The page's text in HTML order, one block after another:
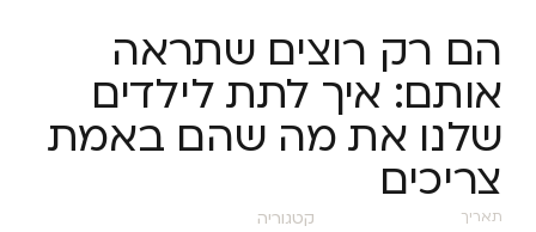
הם רק רוצים שתראה
אותם: איך לתת לילדים
שלנו את מה שהם באמת
צריכים
תאריך קטגוריה